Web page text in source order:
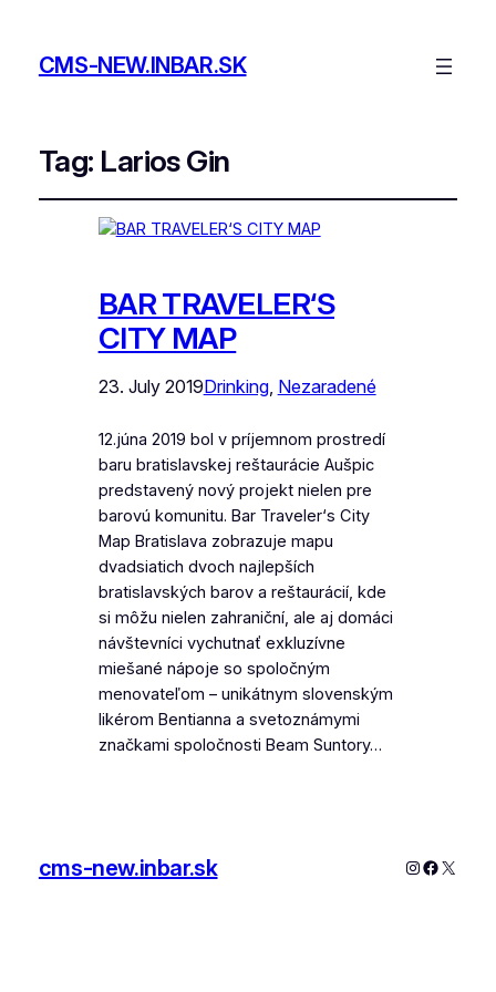
CMS-NEW.INBAR.SK
Tag: Larios Gin
BAR TRAVELER‘S
CITY MAP
23. July 2019Drinking, Nezaradené
12.júna 2019 bol v príjemnom prostredí
baru bratislavskej reštaurácie Aušpic
predstavený nový projekt nielen pre
barovú komunitu. Bar Traveler‘s City
Map Bratislava zobrazuje mapu
dvadsiatich dvoch najlepších
bratislavských barov a reštaurácií, kde
si môžu nielen zahraniční, ale aj domáci
návštevníci vychutnať exkluzívne
miešané nápoje so spoločným
menovateľom – unikátnym slovenským
likérom Bentianna a svetoznámymi
značkami spoločnosti Beam Suntory…
cms-new.inbar.sk Instagram
X